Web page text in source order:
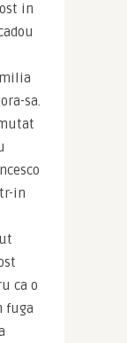
in
sa.
in
ca o
fuga